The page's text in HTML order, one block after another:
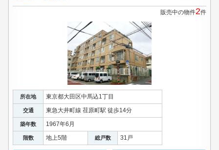
販売中の物件2件
所在地 東京都大田区中馬込1丁目
交通 東急大井町線 荏原町駅 徒歩14分
築年数 1967年6月
階数 地上5階 総戸数 31戸